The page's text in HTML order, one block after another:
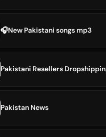
🎧New Pakistani songs mp3
Pakistani Resellers
Pakistan News